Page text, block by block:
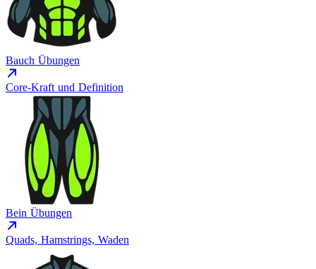
Bauch Übungen
Core-Kraft und Definition
Bein Übungen
Quads, Hamstrings, Waden